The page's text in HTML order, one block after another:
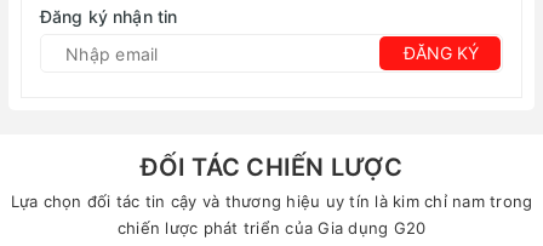
Đăng ký nhận tin
ĐĂNG KÝ
ĐỐI TÁC CHIẾN LƯỢC
Lựa chọn đối tác tin cậy và thương hiệu uy tín là kim chỉ nam trong
chiến lược phát triển của Gia dụng G20